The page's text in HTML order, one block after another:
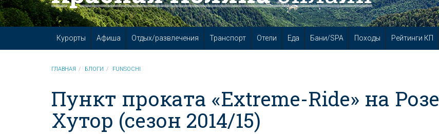
Курорты Афиша Отдых/развлечения Транспорт Отели Еда Бани/SPA Походы Рейтинги КП
ГЛАВНАЯ БЛОГИ FUNSOCHI
Пункт проката «Extreme-Ride» на Розе
Хутор (сезон 2014/15)